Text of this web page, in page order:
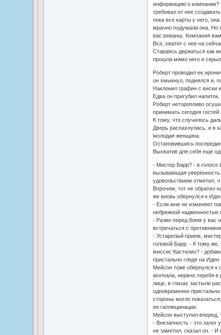
информацию о компании?
требовал от нее
пока все карты у него,
мрачно подумала она. Но
вас реванш. Компания
Все, хватит с нее на
Стараясь держаться как
прошла мимо него и
Роберт проводил ее
он хмыкнул, поднялся и,
Наклонил графин с виски
Едва он пригубил
Роберт неторопливо
принимать сегодня гостей.
К тому, что случилось
Дверь распахнулась, и в
молодая женщина.
Остановившись
Выхватив для себя еще
- Мистер Барр? - в голосе
вызывающая
удовольствием отметил,
Впрочем, тот не обратил
же вновь обернулся к
- Если мне не изменяет
небрежной надменностью
- Разве перед боем у вас
встречаться с
- Устарелый прием,
головой Барр. - К тому же,
миссис Кастилио? -
пристально глядя на Иден.
Мейсон тоже обернулся к
молчала, нервно теребя в
лице, в глазах застыли
одновременно
стороны могло
ее галлюцинации.
Мейсон выступил вперед,
- Внезапность - это залог
не заметил, сказал он. - И